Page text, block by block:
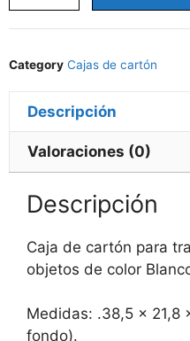
Category Cajas de cartón
Descripción
Valoraciones (0)
Descripción
Caja de cartón para
objetos de color
Medidas: .38,5 x 21,8
fondo).